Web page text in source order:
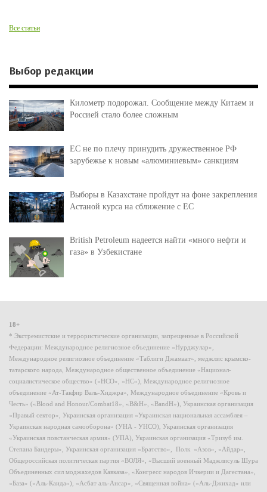
Все статьи
Выбор редакции
Километр подорожал. Сообщение между Китаем и
Россией стало более сложным
ЕС не по плечу принудить дружественное РФ
зарубежье к новым «алюминиевым» санкциям
Выборы в Казахстане пройдут на фоне закрепления
Астаной курса на сближение с ЕС
British Petroleum надеется найти «много нефти и
газа» в Узбекистане
18+
* Экстремистские и террористические организации, запрещенные в Российской
Федерации: Международное религиозное объединение «Нурджулар»,
Международное религиозное объединение «Таблиги Джамаат», меджлис крымско-
татарского народа, Международное общественное объединение «Национал-
социалистическое общество» («НСО», «НС»), Международное религиозное
объединение «Ат-Такфир Валь-Хиджра», Международное объединение «Кровь и
Честь» («Blood and Honour/Combat18», «B&H», «BandH»), Украинская организация
«Правый сектор», Украинская организация «Украинская национальная ассамблея –
Украинская народная самооборона» (УНА - УНСО), Украинская организация
«Украинская повстанческая армия» (УПА), Украинская организация «Тризуб им.
Степана Бандеры», Украинская организация «Братство», Полк «Азов», «Айдар»,
Общероссийская политическая партия «ВОЛЯ», «Высший военный Маджлисуль Шура
Объединенных сил моджахедов Кавказа», «Конгресс народов Ичкерии и Дагестана»,
«База» («Аль-Каида»), «Асбат аль-Ансар», «Священная война» («Аль-Джихад» или